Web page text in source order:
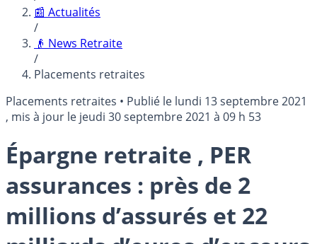
📰 Actualités
/
👴 News Retraite
/
Placements retraites
Placements retraites • Publié le lundi 13 septembre 2021
, mis à jour le jeudi 30 septembre 2021 à 09 h 53
Épargne retraite , PER
assurances : près de 2
millions d’assurés et 22